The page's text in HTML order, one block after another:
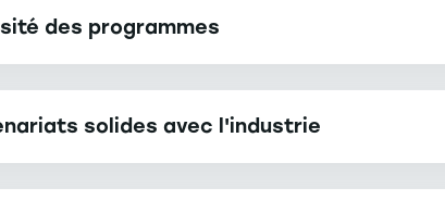
des programmes
solides avec l'industrie